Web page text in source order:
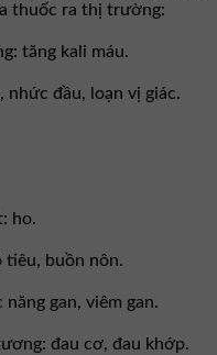
thuốc ra thị trường:
tăng kali máu.
nhức đầu, loạn vị giác.
ho.
tiêu, buồn nôn.
gan, viêm gan.
đau cơ, đau khớp.